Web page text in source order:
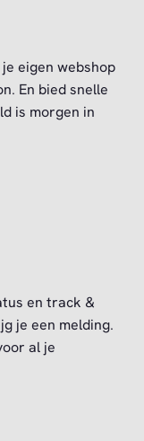
eigen webshop
En bied snelle
is morgen in
en track &
je een melding.
al je